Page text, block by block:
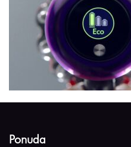
Ponuda